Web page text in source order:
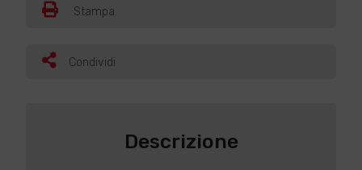
Stampa
Condividi
Descrizione